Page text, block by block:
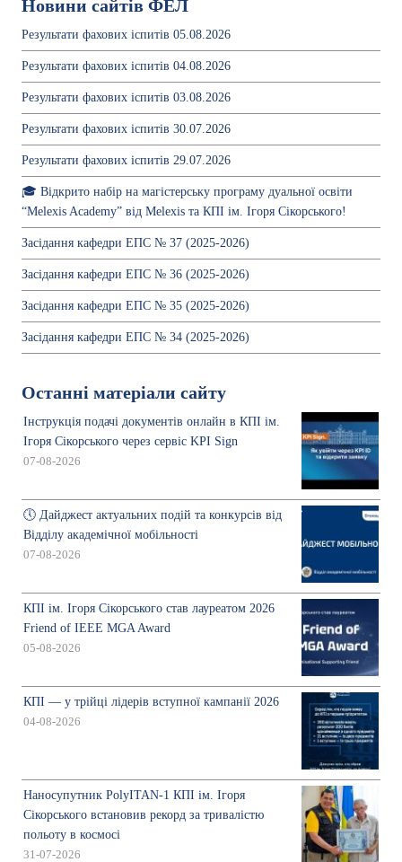
Новини сайтів ФЕЛ
Результати фахових іспитів 05.08.2026
Результати фахових іспитів 04.08.2026
Результати фахових іспитів 03.08.2026
Результати фахових іспитів 30.07.2026
Результати фахових іспитів 29.07.2026
🎓 Відкрито набір на магістерську програму дуальної освіти
“Melexis Academy” від Melexis та КПІ ім. Ігоря Сікорського!
Засідання кафедри ЕПС № 37 (2025-2026)
Засідання кафедри ЕПС № 36 (2025-2026)
Засідання кафедри ЕПС № 35 (2025-2026)
Засідання кафедри ЕПС № 34 (2025-2026)
Останні матеріали сайту
Інструкція подачі документів онлайн в КПІ ім.
Ігоря Сікорського через сервіс KPI Sign
07-08-2026
🕔 Дайджест актуальних подій та конкурсів від
Відділу академічної мобільності
07-08-2026
КПІ ім. Ігоря Сікорського став лауреатом 2026
Friend of IEEE MGA Award
05-08-2026
КПІ — у трійці лідерів вступної кампанії 2026
04-08-2026
Наносупутник PolyITAN-1 КПІ ім. Ігоря
Сікорського встановив рекорд за тривалістю
польоту в космосі
31-07-2026